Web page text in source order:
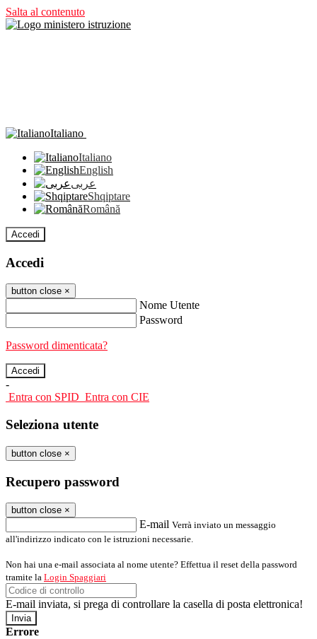
Salta al contenuto
Italiano
Italiano
English
عربى
Shqiptare
Română
Accedi
Accedi
button close ×
Nome Utente
Password
Password dimenticata?
-
Entra con SPID Entra con CIE
Seleziona utente
button close ×
Recupero password
button close ×
E-mail Verrà inviato un messaggio
all'indirizzo indicato con le istruzioni necessarie.
Non hai una e-mail associata al nome utente? Effettua il reset della password
tramite la Login Spaggiari
E-mail inviata, si prega di controllare la casella di posta elettronica!
Errore